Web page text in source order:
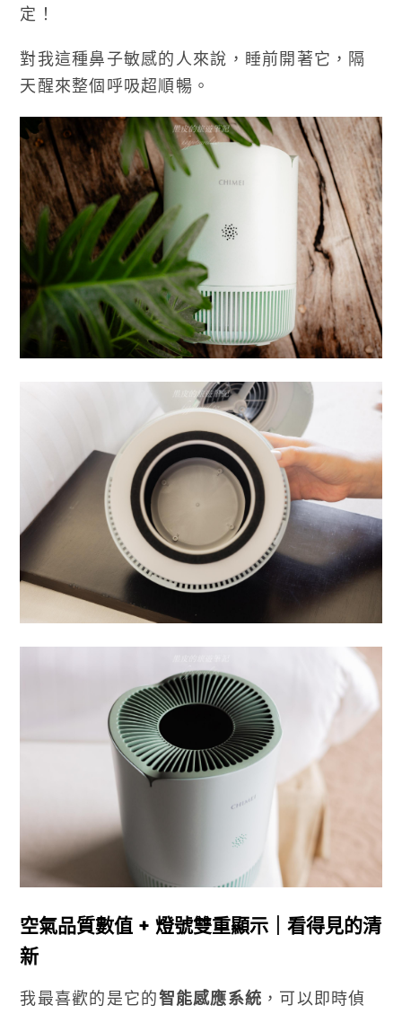
定！
對我這種鼻子敏感的人來說，睡前開著它，隔
天醒來整個呼吸超順暢。
空氣品質數值 + 燈號雙重顯示｜看得見的清
新
我最喜歡的是它的智能感應系統 ，可以即時偵